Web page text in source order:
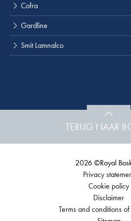
Cofra
Gardline
Smit Lamnalco
TERUG NAAR
2026 ©Royal
Privacy
Cookie policy
Disclaimer
Terms and conditions